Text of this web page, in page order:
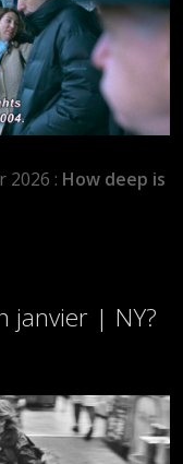
2026 : How deep is
janvier | NY?